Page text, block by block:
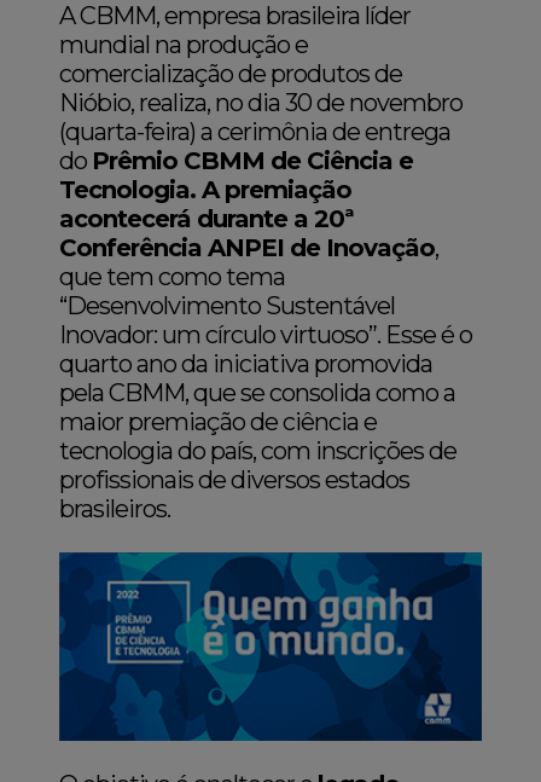
A CBMM, empresa brasileira líder
mundial na produção e
comercialização de produtos de
Nióbio, realiza, no dia 30 de novembro
(quarta-feira) a cerimônia de entrega
do Prêmio CBMM de Ciência e
Tecnologia. A premiação
acontecerá durante a 20ª
Conferência ANPEI de Inovação,
que tem como tema
“Desenvolvimento Sustentável
Inovador: um círculo virtuoso”. Esse é o
quarto ano da iniciativa promovida
pela CBMM, que se consolida como a
maior premiação de ciência e
tecnologia do país, com inscrições de
profissionais de diversos estados
brasileiros.